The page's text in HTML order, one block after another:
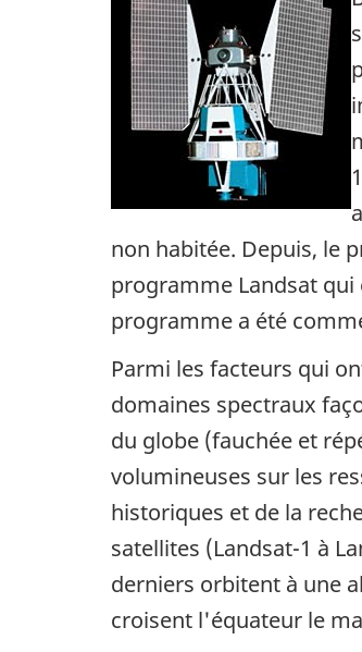
non habitée. Depuis, le
programme Landsat qui
programme a été
Parmi les facteurs qui
domaines spectraux
du globe (fauchée et
volumineuses sur les
historiques et de la
satellites (Landsat-1 à
derniers orbitent à une
croisent l'équateur le